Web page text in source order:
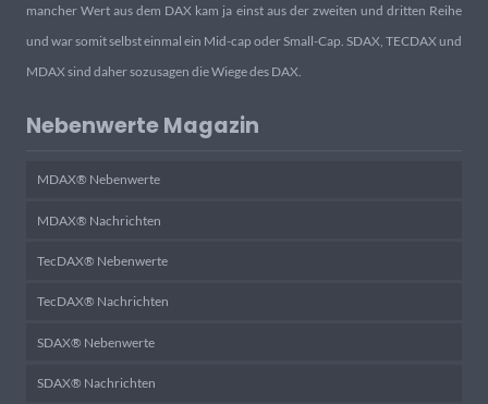
mancher Wert aus dem DAX kam ja einst aus der zweiten und dritten Reihe
und war somit selbst einmal ein Mid-cap oder Small-Cap. SDAX, TECDAX und
MDAX sind daher sozusagen die Wiege des DAX.
Nebenwerte Magazin
MDAX® Nebenwerte
MDAX® Nachrichten
TecDAX® Nebenwerte
TecDAX® Nachrichten
SDAX® Nebenwerte
SDAX® Nachrichten